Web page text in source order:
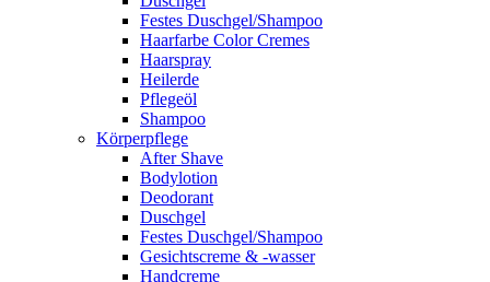
Festes Duschgel/Shampoo
Haarfarbe Color Cremes
Haarspray
Heilerde
Pflegeöl
Shampoo
Körperpflege
After Shave
Bodylotion
Deodorant
Duschgel
Festes Duschgel/Shampoo
Gesichtscreme & -wasser
Handcreme